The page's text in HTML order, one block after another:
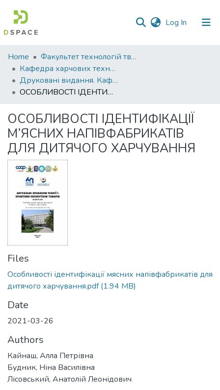
Log In (current)
Communities
&
Collections
All of DSpace
Statistics
Home
Факультет технологій тваринництва та продовольства
Кафедра харчових технологій
Друковані видання. Кафедра харчових технологій
ОСОБЛИВОСТІ ІДЕНТИФІКАЦІЇ М’ЯСНИХ НАПІВФАБРИКАТІВ ДЛЯ ДИТЯЧОГО ХАРЧУВАННЯ
ОСОБЛИВОСТІ ІДЕНТИФІКАЦІЇ
М’ЯСНИХ НАПІВФАБРИКАТІВ
ДЛЯ ДИТЯЧОГО ХАРЧУВАННЯ
Files
Особливості ідентифікації мясних напівфабрикатів для
дитячого харчування.pdf(1.94 MB)
Date
2021-03-26
Authors
Кайнаш, Алла Петрівна
Будник, Ніна Василівна
Лісовський, Анатолій Леонідович